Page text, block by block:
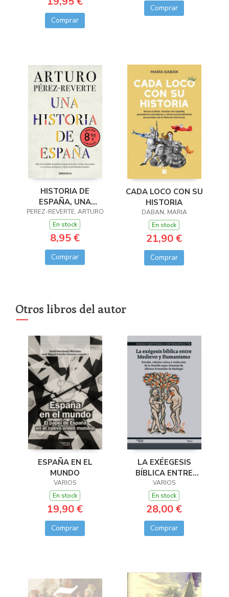
Comprar
Comprar
HISTORIA DE
ESPAÑA, UNA
(LIMITED)
PEREZ-REVERTE, ARTURO
En stock
8,95 €
Comprar
CADA LOCO CON SU
HISTORIA
DABAN, MARIA
En stock
21,90 €
Comprar
Otros libros del autor
ESPAÑA EN EL
MUNDO
VARIOS
En stock
19,90 €
Comprar
LA EXÉEGESIS
BÍBLICA ENTRE
MEDIEVO Y
HUMANISMO
VARIOS
En stock
28,00 €
Comprar